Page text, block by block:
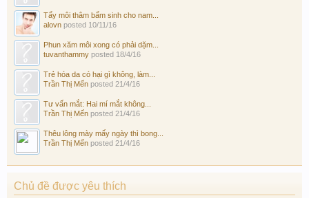
Tẩy môi thâm bẩm sinh cho nam...
alovn posted 10/11/16
Phun xăm môi xong có phải dặm...
tuvanthammy posted 18/4/16
Trẻ hóa da có hại gì không, làm...
Trần Thị Mến posted 21/4/16
Tư vấn mắt: Hai mí mắt không...
Trần Thị Mến posted 21/4/16
Thêu lông mày mấy ngày thì bong...
Trần Thị Mến posted 21/4/16
Chủ đề được yêu thích